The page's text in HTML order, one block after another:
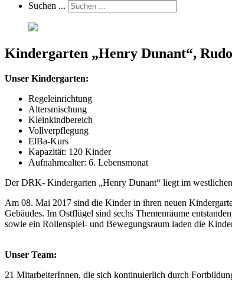
Suchen ...
Kindergarten „Henry Dunant“,
Unser Kindergarten:
Regeleinrichtung
Altersmischung
Kleinkindbereich
Vollverpflegung
ElBa-Kurs
Kapazität: 120 Kinder
Aufnahmealter: 6. Lebensmonat
Der DRK- Kindergarten „Henry Dunant“ liegt im
Am 08. Mai 2017 sind die Kinder in ihren neuen
Gebäudes. Im Ostflügel sind sechs Themenräume
sowie ein Rollenspiel- und Bewegungsraum laden die
Unser Team:
21 MitarbeiterInnen, die sich kontinuierlich durch